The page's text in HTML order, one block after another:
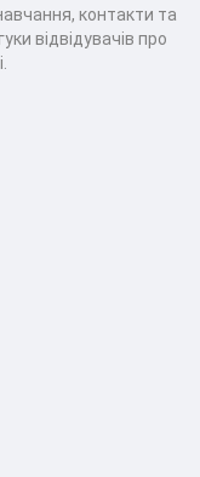
контакти та
відвідувачів про